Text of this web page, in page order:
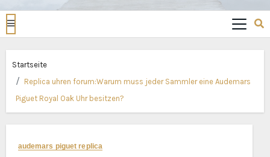
Startseite
Replica uhren forum:Warum muss jeder Sammler eine Audemars
Piguet Royal Oak Uhr besitzen?
audemars piguet replica